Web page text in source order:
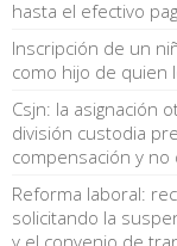
hasta el efectivo
Inscripción de un
como hijo de quien
Csjn: la asignación
división custodia
compensación y
Reforma laboral:
solicitando la
y el convenio de